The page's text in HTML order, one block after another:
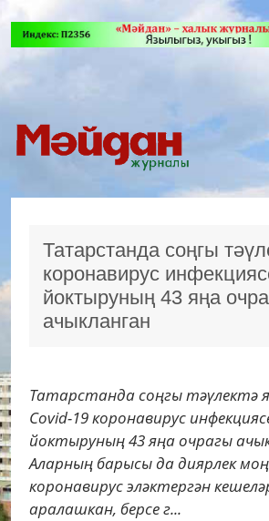
Татарстанда соңгы
коронавирус
йоктыруның 43 яңа
ачыкланган
Татарстанда соңгы тәүлектә
Covid-19 коронавирус
йоктыруның 43 яңа очрагы
Аларның барысы да диярлек
коронавирус эләктергән
аралашкан, берсе г...